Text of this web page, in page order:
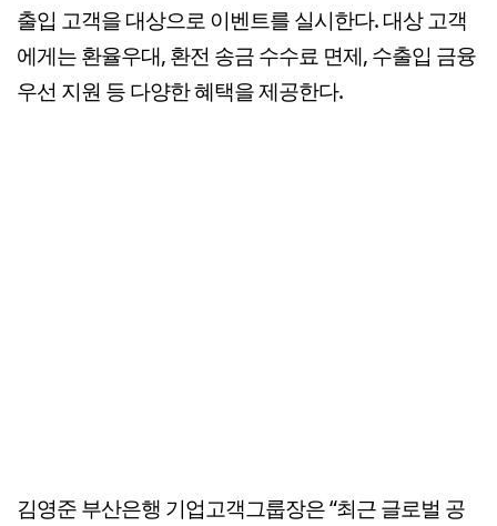
출입 고객을 대상으로 이벤트를 실시한다. 대상 고객
에게는 환율우대, 환전 송금 수수료 면제, 수출입 금융
우선 지원 등 다양한 혜택을 제공한다.
김영준 부산은행 기업고객그룹장은 “최근 글로벌 공